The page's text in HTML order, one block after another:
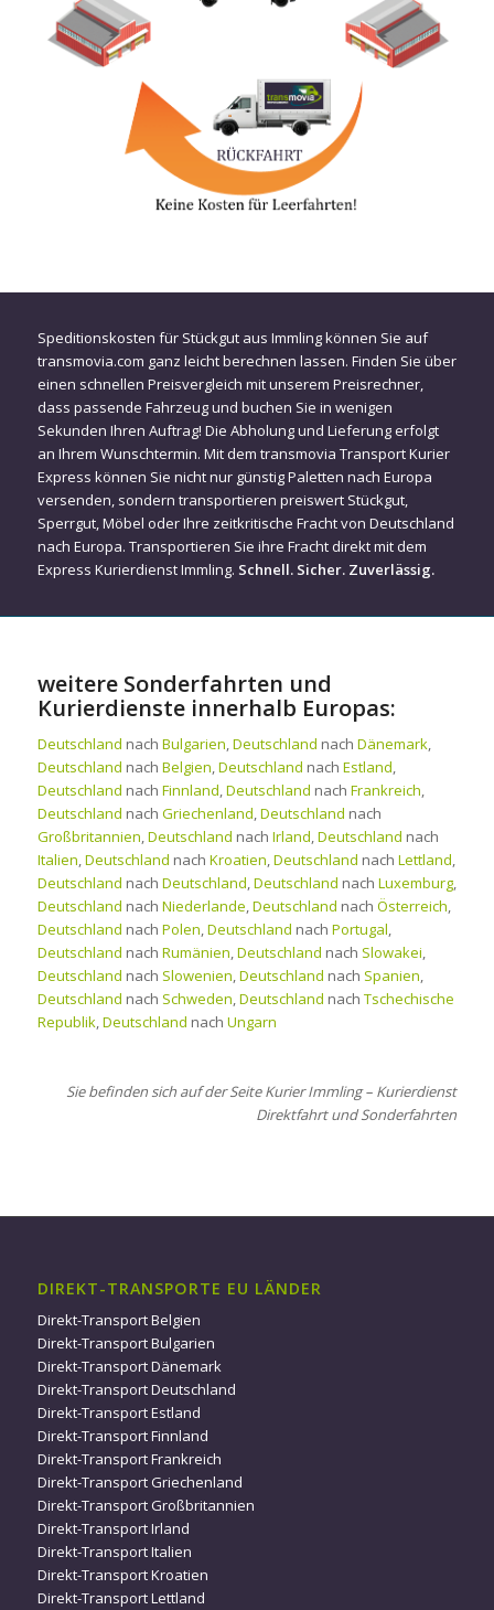
Speditionskosten für Stückgut aus Immling können Sie auf
transmovia.com ganz leicht berechnen lassen. Finden Sie über
einen schnellen Preisvergleich mit unserem Preisrechner,
dass passende Fahrzeug und buchen Sie in wenigen
Sekunden Ihren Auftrag! Die Abholung und Lieferung erfolgt
an Ihrem Wunschtermin. Mit dem transmovia Transport Kurier
Express können Sie nicht nur günstig Paletten nach Europa
versenden, sondern transportieren preiswert Stückgut,
Sperrgut, Möbel oder Ihre zeitkritische Fracht von Deutschland
nach Europa. Transportieren Sie ihre Fracht direkt mit dem
Express Kurierdienst Immling. Schnell. Sicher. Zuverlässig.
weitere Sonderfahrten und
Kurierdienste innerhalb Europas:
Deutschland nach Bulgarien,Deutschland nach Dänemark,
Deutschland nach Belgien,Deutschland nach Estland,
Deutschland nach Finnland,Deutschland nach Frankreich,
Deutschland nach Griechenland,Deutschland nach
Großbritannien,Deutschland nach Irland,Deutschland nach
Italien,Deutschland nach Kroatien,Deutschland nach Lettland,
Deutschland nach Deutschland,Deutschland nach Luxemburg,
Deutschland nach Niederlande,Deutschland nach Österreich,
Deutschland nach Polen,Deutschland nach Portugal,
Deutschland nach Rumänien,Deutschland nach Slowakei,
Deutschland nach Slowenien,Deutschland nach Spanien,
Deutschland nach Schweden,Deutschland nach Tschechische
Republik,Deutschland nach Ungarn
Sie befinden sich auf der Seite Kurier Immling – Kurierdienst
Direktfahrt und Sonderfahrten
DIREKT-TRANSPORTE EU LÄNDER
Direkt-Transport Belgien
Direkt-Transport Bulgarien
Direkt-Transport Dänemark
Direkt-Transport Deutschland
Direkt-Transport Estland
Direkt-Transport Finnland
Direkt-Transport Frankreich
Direkt-Transport Griechenland
Direkt-Transport Großbritannien
Direkt-Transport Irland
Direkt-Transport Italien
Direkt-Transport Kroatien
Direkt-Transport Lettland